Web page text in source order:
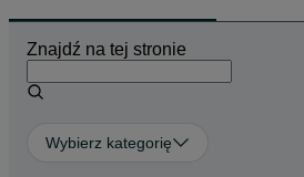
Znajdź na tej stronie
Wybierz kategorię